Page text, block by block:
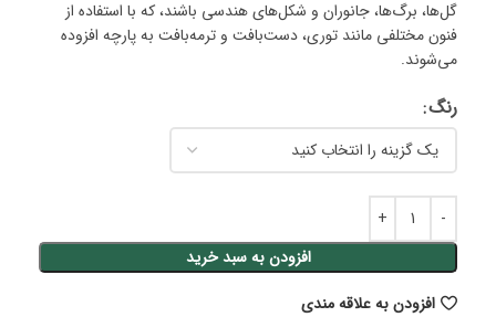
گل‌ها، برگ‌ها، جانوران و شکل‌های هندسی باشند، که با استفاده از
فنون مختلفی مانند توری، دست‌بافت و ترمه‌بافت به پارچه افزوده
می‌شوند.
رنگ
افزودن به سبد خرید
افزودن به علاقه مندی